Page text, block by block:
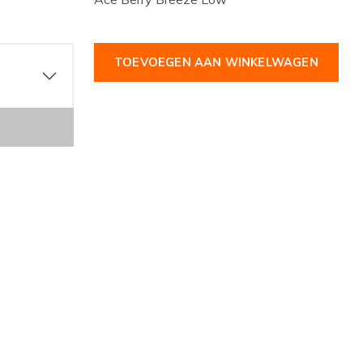
TOEVOEGEN AAN WINKELWAGEN